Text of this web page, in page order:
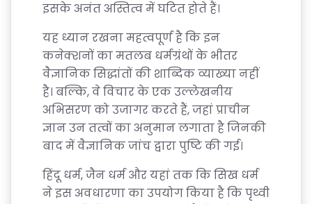
इसके अनंत अस्तित्व में घटित होते हैं।
यह ध्यान रखना महत्वपूर्ण है कि इन
कनेक्शनों का मतलब धर्मग्रंथों के भीतर
वैज्ञानिक सिद्धांतों की शाब्दिक व्याख्या नहीं
है। बल्कि, वे विचार के एक उल्लेखनीय
अभिसरण को उजागर करते हैं, जहां प्राचीन
ज्ञान उन तत्वों का अनुमान लगाता है जिनकी
बाद में वैज्ञानिक जांच द्वारा पुष्टि की गई।
हिंदू धर्म, जैन धर्म और यहां तक कि सिख धर्म
ने इस अवधारणा का उपयोग किया है कि पृथ्वी